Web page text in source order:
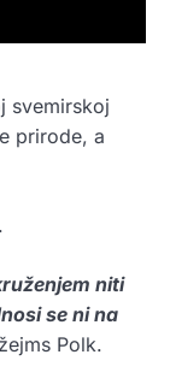
svemirskoj
prirode, a
niti
se ni na
Polk.